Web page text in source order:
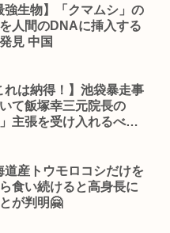
人間のDNAに挿入する
見 中国
て飯塚幸三元院長の
」主張を受け入れるべき
食い続けると高身長に
が判明🤗